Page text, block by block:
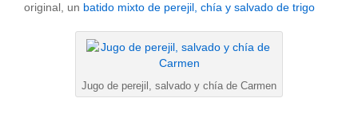
original, un batido mixto de perejil, chía y salvado de trigo
Jugo de perejil, salvado y chía de Carmen